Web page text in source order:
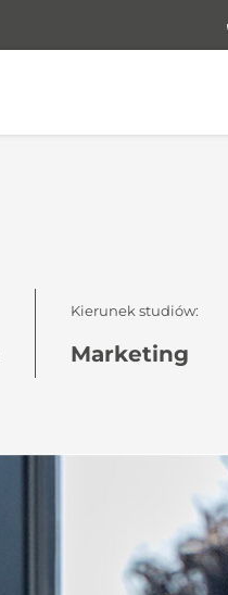
Kierunek studiów:
Marketing